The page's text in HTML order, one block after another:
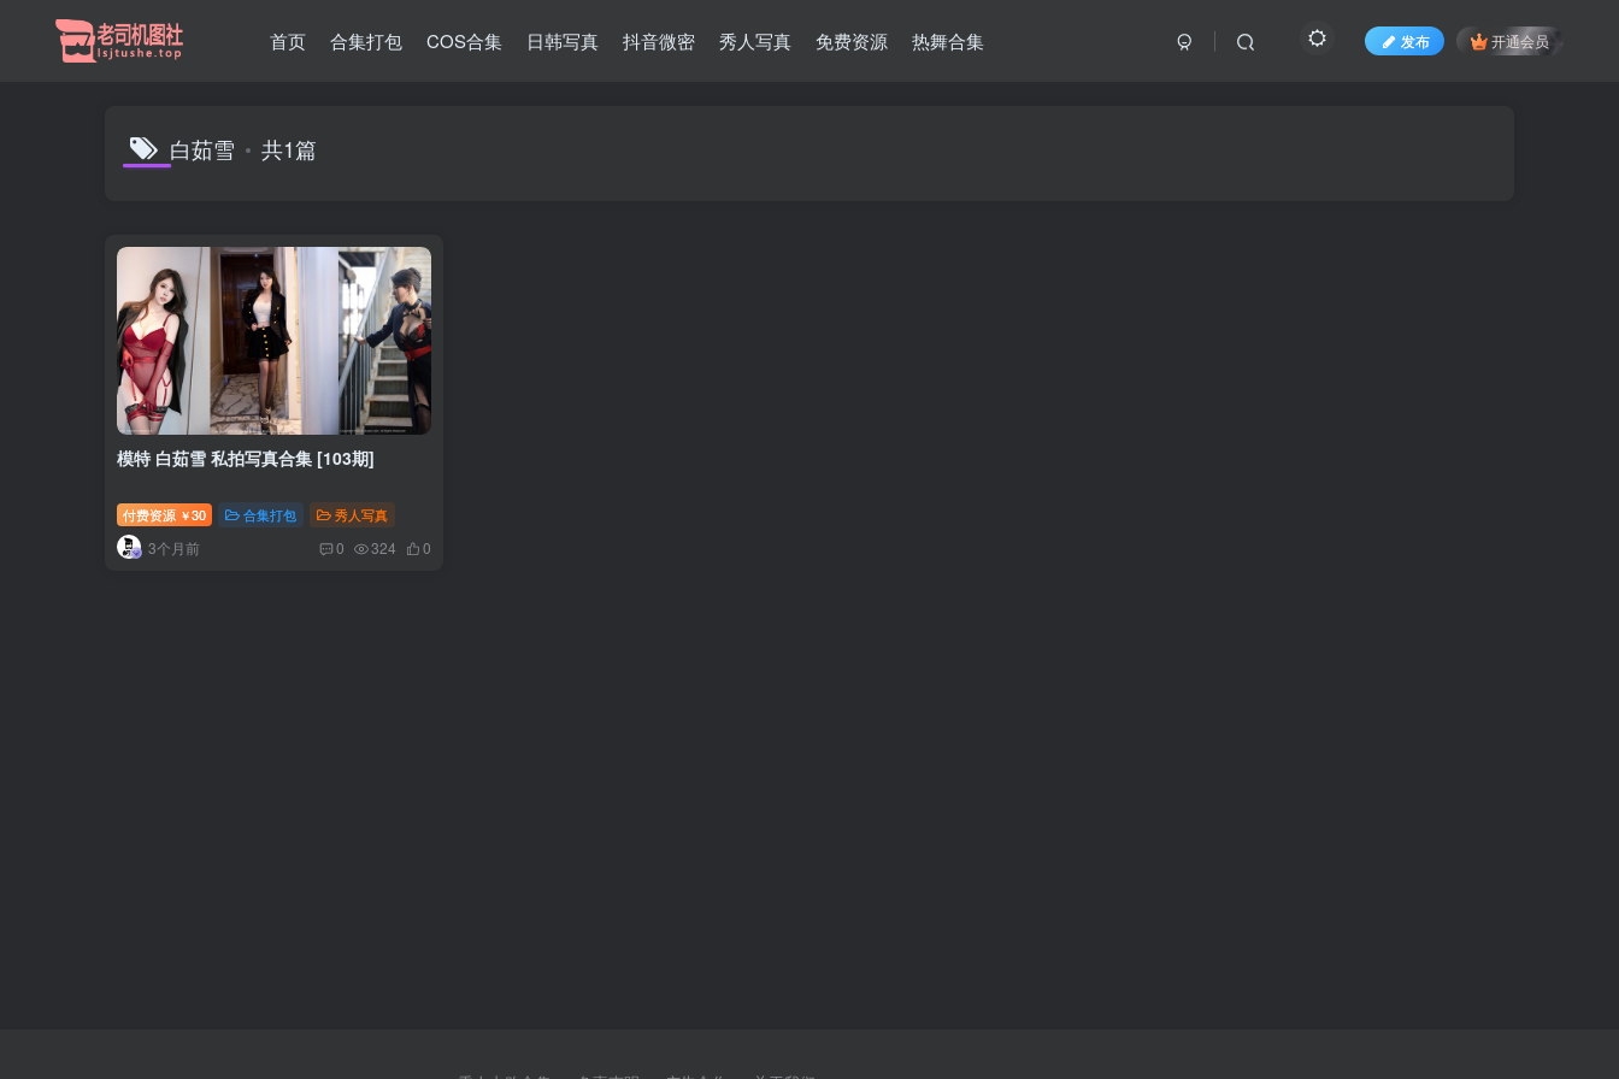
首页 合集打包 COS合集 日韩写真 抖音微密 秀人写真 免费资源 热舞合集 发布 开通会员
白茹雪 共1篇
模特 白茹雪 私拍写真合集 [103期]
付费资源 ￥30 合集打包 秀人写真
3个月前 0 324 0